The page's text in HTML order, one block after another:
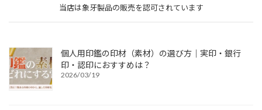
当店は象牙製品の販売を認可されています
個人用印鑑の印材（素材）の選び方｜実印・銀行
印・認印におすすめは？
2026/03/19